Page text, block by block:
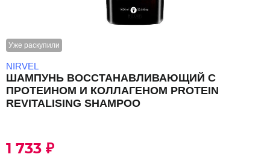
Уже раскупили
NIRVEL
ШАМПУНЬ ВОССТАНАВЛИВАЮЩИЙ С
ПРОТЕИНОМ И КОЛЛАГЕНОМ PROTEIN
REVITALISING SHAMPOO
1 733 ₽